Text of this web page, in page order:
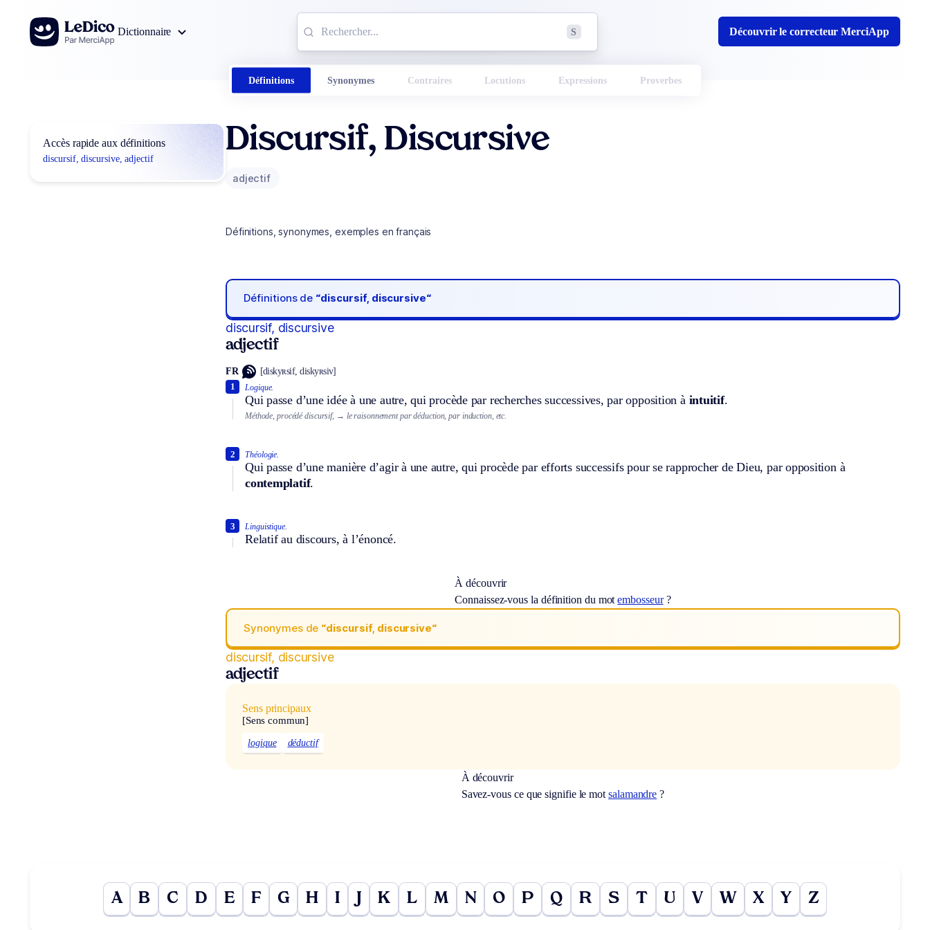
Aller au contenu
Dictionnaire
S Découvrir le correcteur MerciApp
Définitions Synonymes Contraires Locutions Expressions Proverbes
Accès rapide aux définitions
discursif, discursive, adjectif
Discursif, Discursive
adjectif
Définitions, synonymes, exemples en français
Définitions de “discursif, discursive“
discursif, discursive
adjectif
FR [diskyʀsif, diskyʀsiv]
Logique.
Qui passe d’une idée à une autre, qui procède par recherches successives, par opposition à intuitif.
1
Méthode, procédé discursif, → le raisonnement par déduction, par induction, etc.
Théologie.
Qui passe d’une manière d’agir à une autre, qui procède par efforts successifs pour se rapprocher de Dieu, par opposition à
contemplatif.
2
Linguistique.
Relatif au discours, à l’énoncé.
3
À découvrir
Connaissez-vous la définition du motembosseur?
Synonymes de “discursif, discursive“
discursif, discursive
adjectif
Sens principaux
[Sens commun]
logique déductif
À découvrir
Savez-vous ce que signifie le mot salamandre ?
A B C D E F G H I J K L M N O P Q R S T U V W X Y Z